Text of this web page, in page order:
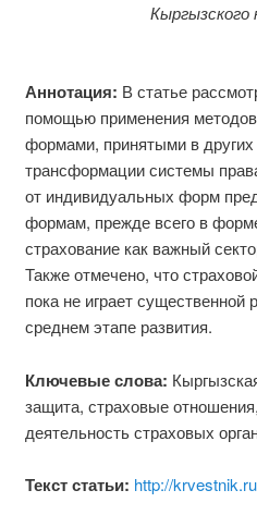
Аннотация: В статье
помощью применения методов
формами, принятыми в
трансформации системы
от индивидуальных форм
формам, прежде всего в
страхование как важный
Также отмечено, что
пока не играет существенной
среднем этапе развития.
Ключевые слова:
защита, страховые
деятельность страховых
Текст статьи: http://